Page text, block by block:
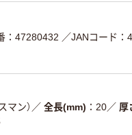
：47280432 ／JANコード：
マン） ／ 全長(mm) 20／ 厚